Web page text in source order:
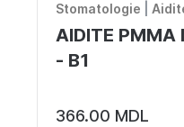
Stomatologie
AIDITE
- B1
366.00 MDL